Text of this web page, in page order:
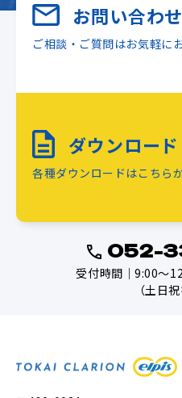
お問い合わせ
ご相談・ご質問はお気軽に
ダウンロード
各種ダウンロードはこちら
052-
受付時間｜9:00～
（土日